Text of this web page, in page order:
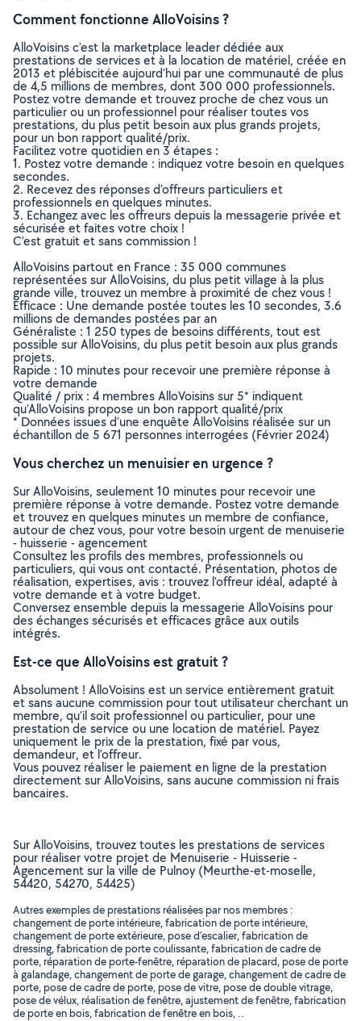
Comment fonctionne AlloVoisins ?
AlloVoisins c’est la marketplace leader dédiée aux
prestations de services et à la location de matériel, créée en
2013 et plébiscitée aujourd’hui par une communauté de plus
de 4,5 millions de membres, dont 300 000 professionnels.
Postez votre demande et trouvez proche de chez vous un
particulier ou un professionnel pour réaliser toutes vos
prestations, du plus petit besoin aux plus grands projets,
pour un bon rapport qualité/prix.
Facilitez votre quotidien en 3 étapes :
1. Postez votre demande : indiquez votre besoin en quelques
secondes.
2. Recevez des réponses d’offreurs particuliers et
professionnels en quelques minutes.
3. Echangez avec les offreurs depuis la messagerie privée et
sécurisée et faites votre choix !
C’est gratuit et sans commission !
AlloVoisins partout en France : 35 000 communes
représentées sur AlloVoisins, du plus petit village à la plus
grande ville, trouvez un membre à proximité de chez vous !
Efficace : Une demande postée toutes les 10 secondes, 3.6
millions de demandes postées par an
Généraliste : 1 250 types de besoins différents, tout est
possible sur AlloVoisins, du plus petit besoin aux plus grands
projets.
Rapide : 10 minutes pour recevoir une première réponse à
votre demande
Qualité / prix : 4 membres AlloVoisins sur 5* indiquent
qu’AlloVoisins propose un bon rapport qualité/prix
* Données issues d’une enquête AlloVoisins réalisée sur un
échantillon de 5 671 personnes interrogées (Février 2024)
Vous cherchez un menuisier en urgence ?
Sur AlloVoisins, seulement 10 minutes pour recevoir une
première réponse à votre demande. Postez votre demande
et trouvez en quelques minutes un membre de confiance,
autour de chez vous, pour votre besoin urgent de menuiserie
- huisserie - agencement
Consultez les profils des membres, professionnels ou
particuliers, qui vous ont contacté. Présentation, photos de
réalisation, expertises, avis : trouvez l'offreur idéal, adapté à
votre demande et à votre budget.
Conversez ensemble depuis la messagerie AlloVoisins pour
des échanges sécurisés et efficaces grâce aux outils
intégrés.
Est-ce que AlloVoisins est gratuit ?
Absolument ! AlloVoisins est un service entièrement gratuit
et sans aucune commission pour tout utilisateur cherchant un
membre, qu’il soit professionnel ou particulier, pour une
prestation de service ou une location de matériel. Payez
uniquement le prix de la prestation, fixé par vous,
demandeur, et l’offreur.
Vous pouvez réaliser le paiement en ligne de la prestation
directement sur AlloVoisins, sans aucune commission ni frais
bancaires.
Sur AlloVoisins, trouvez toutes les prestations de services
pour réaliser votre projet de Menuiserie - Huisserie -
Agencement sur la ville de Pulnoy (Meurthe-et-moselle,
54420, 54270, 54425)
Autres exemples de prestations réalisées par nos membres :
changement de porte intérieure, fabrication de porte intérieure,
changement de porte extérieure, pose d'escalier, fabrication de
dressing, fabrication de porte coulissante, fabrication de cadre de
porte, réparation de porte-fenêtre, réparation de placard, pose de porte
à galandage, changement de porte de garage, changement de cadre de
porte, pose de cadre de porte, pose de vitre, pose de double vitrage,
pose de vélux, réalisation de fenêtre, ajustement de fenêtre, fabrication
de porte en bois, fabrication de fenêtre en bois, ..